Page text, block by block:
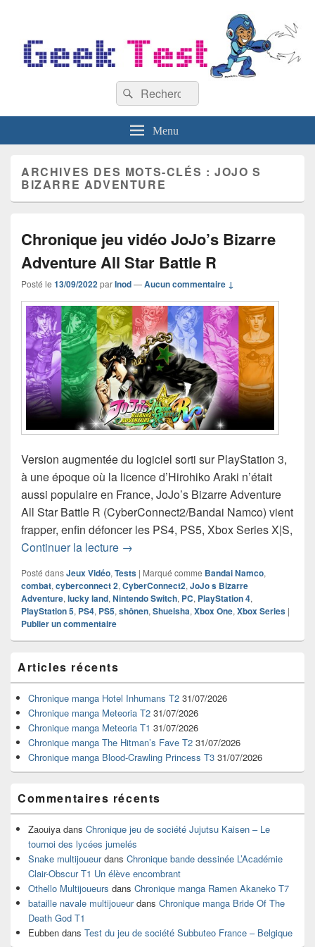
Recherche :
Rechercher
Menu
ARCHIVES DES MOTS-CLÉS :JOJO S
BIZARRE ADVENTURE
Chronique jeu vidéo JoJo’s Bizarre
Adventure All Star Battle R
Posté le 13/09/2022parInod—Aucun commentaire ↓
Version augmentée du logiciel sorti sur PlayStation 3,
à une époque où la licence d’Hirohiko Araki n’était
aussi populaire en France, JoJo’s Bizarre Adventure
All Star Battle R (CyberConnect2/Bandai Namco) vient
frapper, enfin défoncer les PS4, PS5, Xbox Series X|S,
Continuer la lecture Chronique jeu vidéo JoJo’s Bizarre
→
Posté dansJeux Vidéo, Tests | Marqué comme Bandai Namco,
combat, cyberconnect 2, CyberConnect2, JoJo s Bizarre
Adventure, lucky land, Nintendo Switch, PC, PlayStation 4,
PlayStation 5, PS4, PS5, shônen, Shueisha, Xbox One, Xbox Series |
Publier un commentaire
principale
de
widget
pour
barre
latérale
Articles récents
Chronique manga Hotel Inhumans T2 31/07/2026
Chronique manga Meteoria T2 31/07/2026
Chronique manga Meteoria T1 31/07/2026
Chronique manga The Hitman’s Fave T2 31/07/2026
Chronique manga Blood-Crawling Princess T3 31/07/2026
Commentaires récents
Zaouiya dans Chronique jeu de société Jujutsu Kaisen – Le
tournoi des lycées jumelés
Snake multijoueurdans Chronique bande dessinée L’Académie
Clair-Obscur T1 Un élève encombrant
Othello Multijoueurs dans Chronique manga Ramen Akaneko T7
bataille navale multijoueurdans Chronique manga Bride Of The
Death God T1
Eubben dans Test du jeu de société Subbuteo France – Belgique